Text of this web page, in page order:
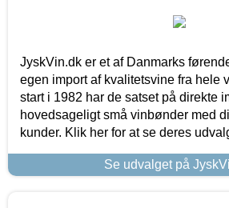
JyskVin.dk er et af Danmarks
egen import af kvalitetsvine fra hele
start i 1982 har de satset på direkte
hovedsageligt små vinbønder med
kunder. Klik her for at se deres
Se udvalget på